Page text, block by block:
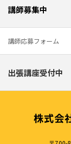
株式会
講師募集中
講師応募フォーム
出張講座受付中